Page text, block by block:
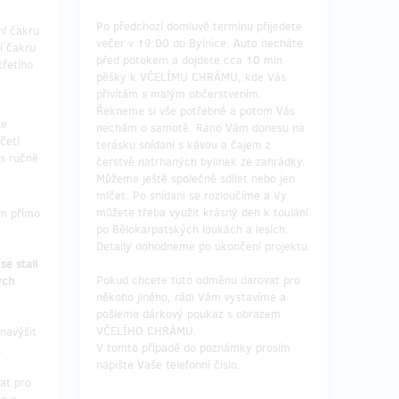
čakru
čakru
ručně
přímo
stali
pro
Po předchozí domluvě termínu přijedete
večer v 19:00 do Bylnice. Auto necháte
před potokem a dojdete cca 10 min
pěšky k VČELÍMU CHRÁMU, kde Vás
přivítám s malým občerstvením.
Řekneme si vše potřebné a potom Vás
nechám o samotě. Ráno Vám donesu na
terásku snídani s kávou a čajem z
čerstvě natrhaných bylinek ze zahrádky.
Můžeme ještě společně sdílet nebo jen
mlčet. Po snídani se rozloučíme a Vy
můžete třeba využít krásný den k toulání
po Bělokarpatských loukách a lesích.
Detaily dohodneme po ukončení projektu.
Pokud chcete tuto odměnu darovat pro
někoho jiného, rádi Vám vystavíme a
pošleme dárkový poukaz s obrazem
VČELÍHO CHRÁMU.
V tomto případě do poznámky prosím
napište Vaše telefonní číslo.